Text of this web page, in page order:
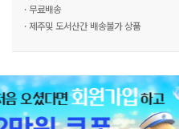
· 무료배송
· 제주및 도서산간 배송불가 상품